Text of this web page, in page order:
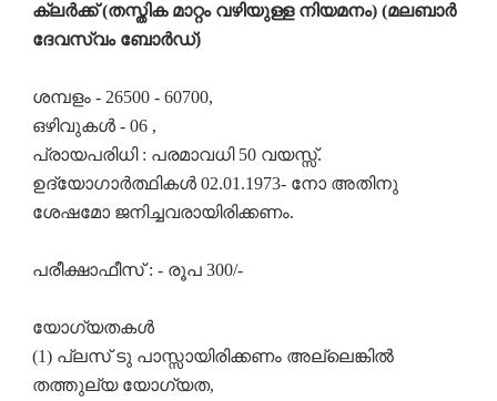
ക്ലർക്ക് (തസ്തിക മാറ്റം വഴിയുള്ള നിയമനം) (മലബാർ
ദേവസ്വം ബോർഡ്)
ശമ്പളം - 26500 - 60700,
ഒഴിവുകൾ - 06 ,
പ്രായപരിധി : പരമാവധി 50 വയസ്സ്.
ഉദ്യോഗാർത്ഥികൾ 02.01.1973- നോ അതിനു
ശേഷമോ ജനിച്ചവരായിരിക്കണം.
പരീക്ഷാഫീസ് : - രൂപ 300/-
യോഗ്യതകൾ
(1) പ്ലസ് ടു പാസ്സായിരിക്കണം അല്ലെങ്കിൽ
തത്തുല്യ യോഗ്യത,